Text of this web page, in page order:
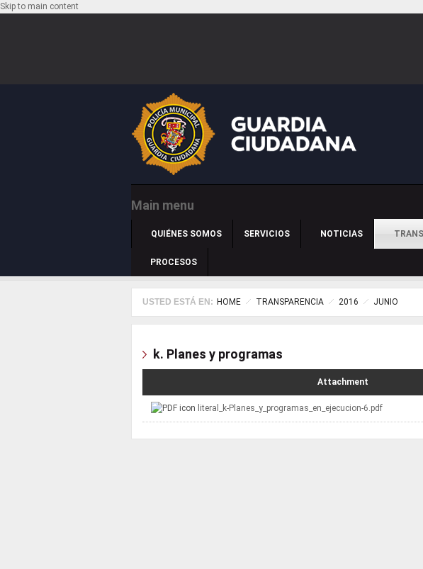
Skip to main content
Main menu
QUIÉNES SOMOS SERVICIOS NOTICIAS
PROCESOS
USTED ESTÁ EN: HOME TRANSPARENCIA 2016 JUNIO
k. Planes y programas
Attachment
literal_k-Planes_y_programas_en_ejecucion-6.pdf